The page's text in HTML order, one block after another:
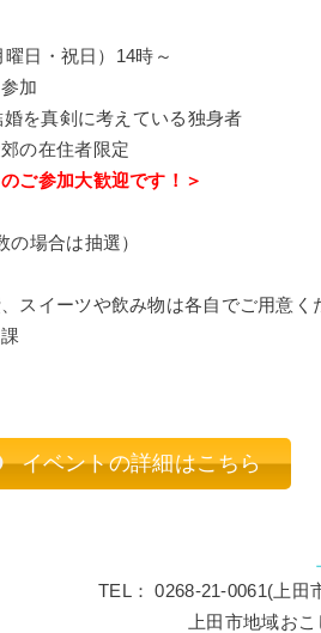
日・祝日）14時～
加
を真剣に考えている独身者
の在住者限定
ご参加大歓迎です！＞
場合は抽選）
スイーツや飲み物は各自でご用意く
イベントの詳細はこちら
TEL： 0268-21-0061(上田
上田市地域お